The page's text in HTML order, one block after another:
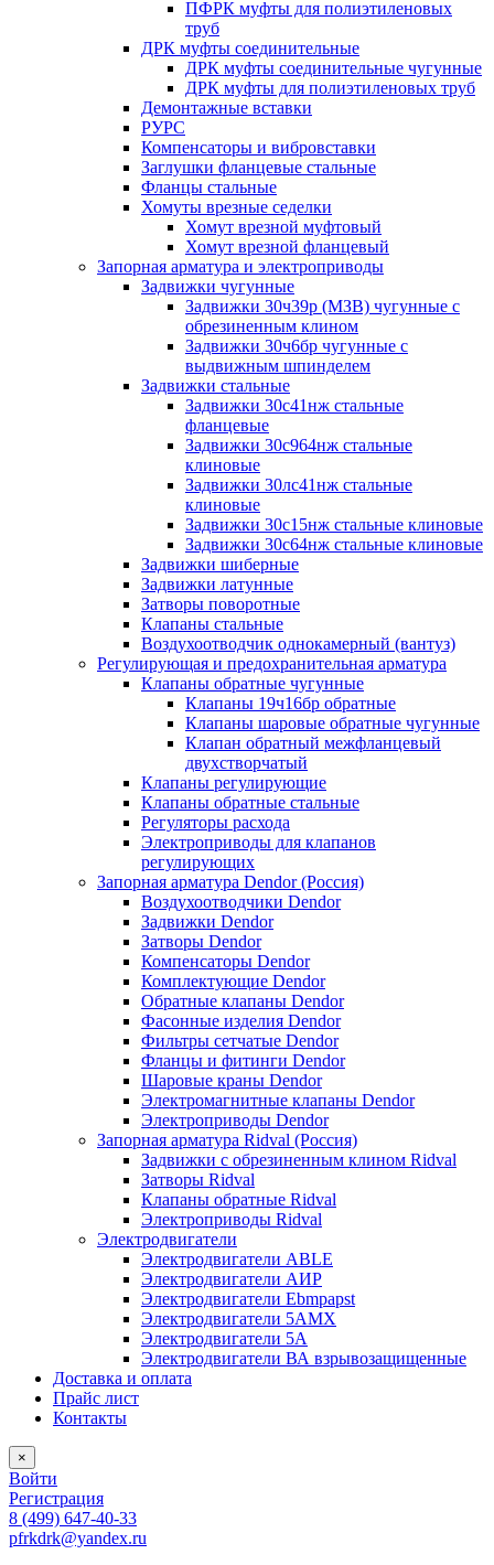
ПФРК муфты для полиэтиленовых
труб
ДРК муфты соединительные
ДРК муфты соединительные чугунные
ДРК муфты для полиэтиленовых труб
Демонтажные вставки
РУРС
Компенсаторы и вибровставки
Заглушки фланцевые стальные
Фланцы стальные
Хомуты врезные седелки
Хомут врезной муфтовый
Хомут врезной фланцевый
Запорная арматура и электроприводы
Задвижки чугунные
Задвижки 30ч39р (МЗВ) чугунные с
обрезиненным клином
Задвижки 30ч6бр чугунные с
выдвижным шпинделем
Задвижки стальные
Задвижки 30с41нж стальные
фланцевые
Задвижки 30с964нж стальные
клиновые
Задвижки 30лс41нж стальные
клиновые
Задвижки 30с15нж стальные клиновые
Задвижки 30с64нж стальные клиновые
Задвижки шиберные
Задвижки латунные
Затворы поворотные
Клапаны стальные
Воздухоотводчик однокамерный (вантуз)
Регулирующая и предохранительная арматура
Клапаны обратные чугунные
Клапаны 19ч16бр обратные
Клапаны шаровые обратные чугунные
Клапан обратный межфланцевый
двухстворчатый
Клапаны регулирующие
Клапаны обратные стальные
Регуляторы расхода
Электроприводы для клапанов
регулирующих
Запорная арматура Dendor (Россия)
Воздухоотводчики Dendor
Задвижки Dendor
Затворы Dendor
Компенсаторы Dendor
Комплектующие Dendor
Обратные клапаны Dendor
Фасонные изделия Dendor
Фильтры сетчатые Dendor
Фланцы и фитинги Dendor
Шаровые краны Dendor
Электромагнитные клапаны Dendor
Электроприводы Dendor
Запорная арматура Ridval (Россия)
Задвижки с обрезиненным клином Ridval
Затворы Ridval
Клапаны обратные Ridval
Электроприводы Ridval
Электродвигатели
Электродвигатели ABLE
Электродвигатели АИР
Электродвигатели Ebmpapst
Электродвигатели 5АМХ
Электродвигатели 5А
Электродвигатели ВА взрывозащищенные
Доставка и оплата
Прайс лист
Контакты
×
Войти
Регистрация
8 (499) 647-40-33
pfrkdrk@yandex.ru